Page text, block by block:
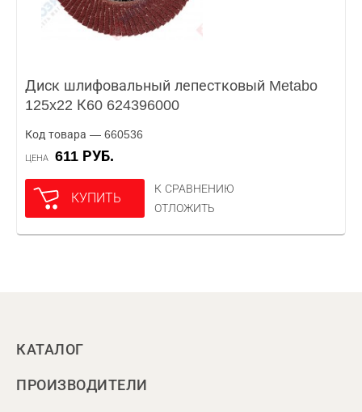
Диск шлифовальный лепестковый Metabo
125x22 К60 624396000
Код товара — 660536
ЦЕНА 611 РУБ.
КУПИТЬ
К СРАВНЕНИЮ
ОТЛОЖИТЬ
КАТАЛОГ
ПРОИЗВОДИТЕЛИ